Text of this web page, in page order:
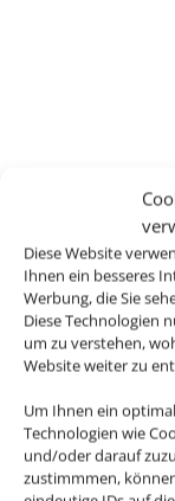
Diese Website
Ihnen ein besseres
Werbung, die Sie
Diese Technologien
um zu verstehen,
Website weiter zu
Um Ihnen ein
Technologien wie
und/oder darauf
zustimmmen,